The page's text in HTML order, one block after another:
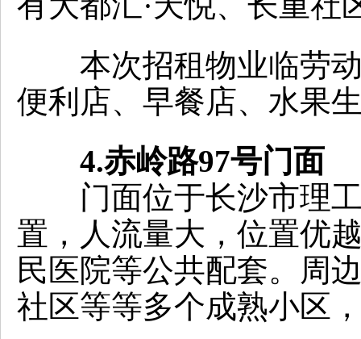
本次招租物业临劳动
便利店、早餐店、水果
4.赤岭路97号门面
门面位于长沙市理工
置，人流量大，位置优
民医院等公共配套。周
社区等等多个成熟小区